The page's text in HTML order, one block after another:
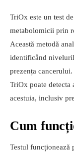
TriOx este un test
metabolomicii prin
Această metodă
identificând
prezența
TriOx poate detecta
acestuia, inclusiv
Cum
Testul funcționează